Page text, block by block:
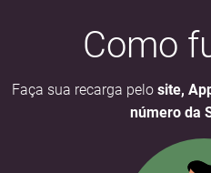
Como
Faça sua recarga pelo site,
número da